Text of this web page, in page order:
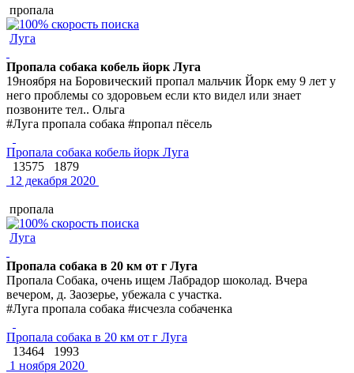
пропала
Луга
Пропала собака кобель йорк Луга
19ноября на Боровический пропал мальчик Йорк ему 9 лет у
него проблемы со здоровьем если кто видел или знает
позвоните тел.. Ольга
#Луга пропала собака #пропал пёсель
Пропала собака кобель йорк Луга
13575
1879
12 декабря 2020
пропала
Луга
Пропала собака в 20 км от г Луга
Пропала Собака, очень ищем Лабрадор шоколад. Вчера
вечером, д. Заозерье, убежала с участка.
#Луга пропала собака #исчезла собаченка
Пропала собака в 20 км от г Луга
13464
1993
1 ноября 2020